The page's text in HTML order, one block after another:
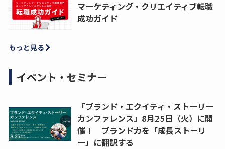
マーケティング・クリエイティブ転職
成功ガイド
もっと見る
イベント・セミナー
「ブランド・エクイティ・ストーリー
カンファレンス」8月25日（火）に開
催！ ブランド力を「成長ストーリ
ー」に翻訳する